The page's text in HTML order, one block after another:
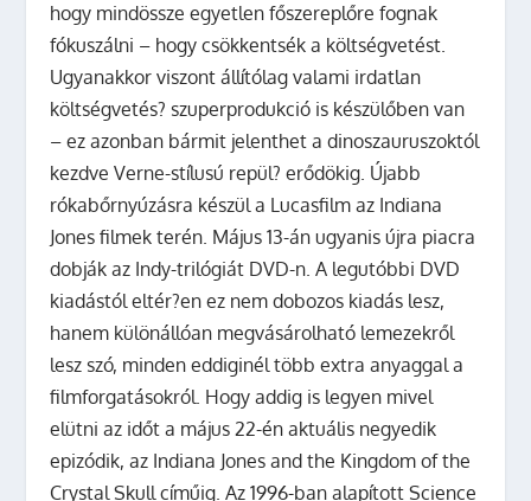
hogy mindössze egyetlen főszereplőre fognak
fókuszálni – hogy csökkentsék a költségvetést.
Ugyanakkor viszont állítólag valami irdatlan
költségvetés? szuperprodukció is készülőben van
– ez azonban bármit jelenthet a dinoszauruszoktól
kezdve Verne-stílusú repül? erődökig. Újabb
rókabőrnyúzásra készül a Lucasfilm az Indiana
Jones filmek terén. Május 13-án ugyanis újra piacra
dobják az Indy-trilógiát DVD-n. A legutóbbi DVD
kiadástól eltér?en ez nem dobozos kiadás lesz,
hanem különállóan megvásárolható lemezekről
lesz szó, minden eddiginél több extra anyaggal a
filmforgatásokról. Hogy addig is legyen mivel
elütni az időt a május 22-én aktuális negyedik
epizódik, az Indiana Jones and the Kingdom of the
Crystal Skull címűig. Az 1996-ban alapított Science